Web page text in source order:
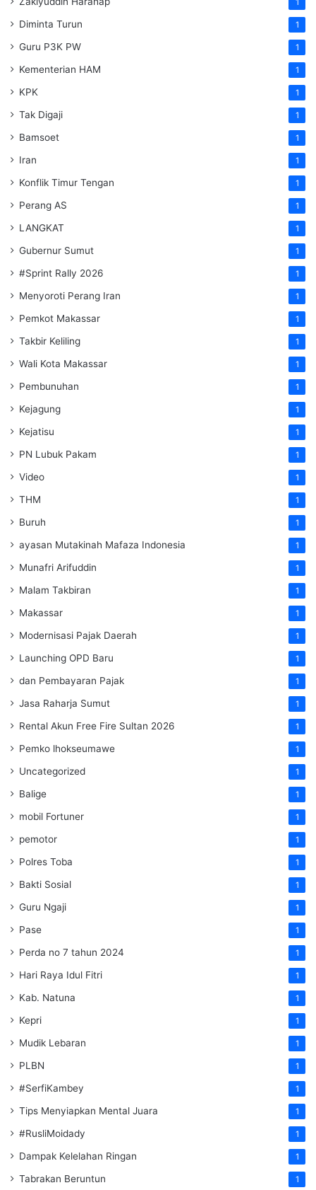
1
Diminta Turun 1
Guru P3K PW 1
Kementerian HAM 1
KPK 1
Tak Digaji 1
Bamsoet 1
Iran 1
Konflik Timur Tengan 1
Perang AS 1
LANGKAT 1
Gubernur Sumut 1
#Sprint Rally 2026 1
Menyoroti Perang Iran 1
Pemkot Makassar 1
Takbir Keliling 1
Wali Kota Makassar 1
Pembunuhan 1
Kejagung 1
Kejatisu 1
PN Lubuk Pakam 1
Video 1
THM 1
Buruh 1
ayasan Mutakinah Mafaza Indonesia 1
Munafri Arifuddin 1
Malam Takbiran 1
Makassar 1
Modernisasi Pajak Daerah 1
Launching OPD Baru 1
dan Pembayaran Pajak 1
Jasa Raharja Sumut 1
Rental Akun Free Fire Sultan 2026 1
Pemko lhokseumawe 1
Uncategorized 1
Balige 1
mobil Fortuner 1
pemotor 1
Polres Toba 1
Bakti Sosial 1
Guru Ngaji 1
Pase 1
Perda no 7 tahun 2024 1
Hari Raya Idul Fitri 1
Kab. Natuna 1
Kepri 1
Mudik Lebaran 1
PLBN 1
#SerfiKambey 1
Tips Menyiapkan Mental Juara 1
#RusliMoidady 1
Dampak Kelelahan Ringan 1
Tabrakan Beruntun 1